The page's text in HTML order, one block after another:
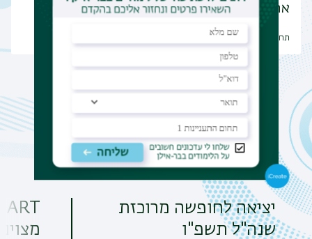
אתניות ומעמד
תחומי מחקר נוספים
הודעות
יציאה לחופשה מרוכזת
שנה"ל תשפ"ו